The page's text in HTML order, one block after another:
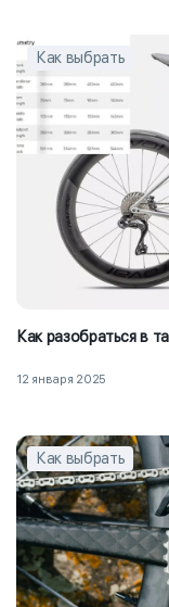
Как выбрать
Как разобраться в
12 января 2025
Как выбрать